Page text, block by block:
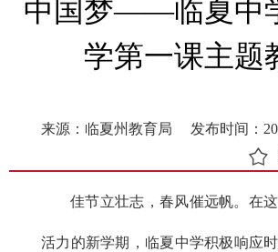
中国梦——临夏中
学第一课主题
来源：临夏州教育局
发布时间：
佳节立壮志，春风催远帆。在
活力的新学期，临夏中学积极响应